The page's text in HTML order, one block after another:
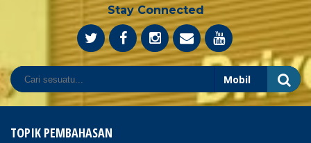
Stay Connected
TOPIK PEMBAHASAN